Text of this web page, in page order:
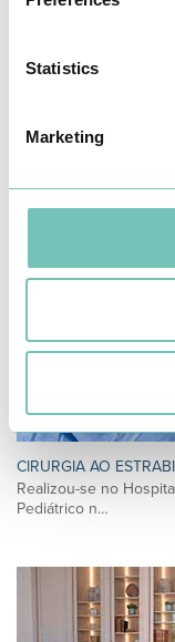
Statistics
Marketing
Para cuidar de si no
CIRURGIA AO
Realizou-se no
Pediátrico n…